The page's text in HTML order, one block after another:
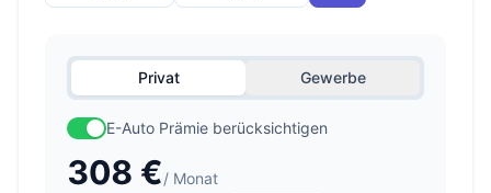
Privat Gewerbe
E-Auto Prämie berücksichtigen
308 €/ Monat